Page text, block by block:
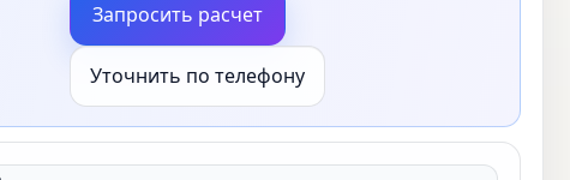
Запросить расчет
Уточнить по телефону